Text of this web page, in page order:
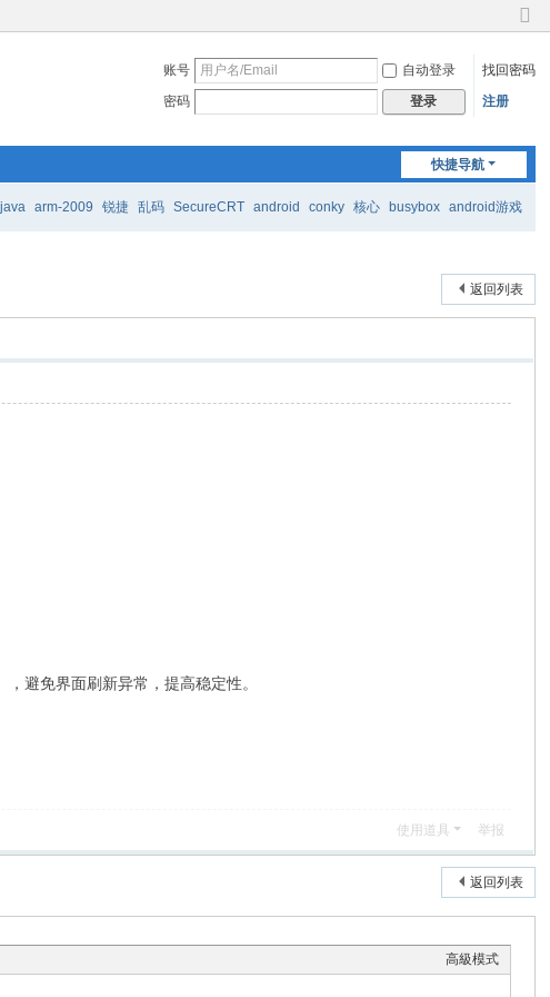
切
到
账号 自动登录
找回密码
密码
登录 注册
快捷导航
java arm-2009 锐捷 乱码 SecureCRT android conky 核心 busybox android游戏
返回列表
避免界面刷新异常，提高稳定性。
使用道具 举报
返回列表
高級模式